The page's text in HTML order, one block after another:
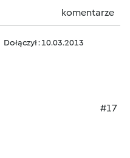
komentarze
Dołączył : 10.03.2013
#17